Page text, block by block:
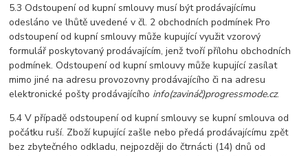
5.3 Odstoupení od kupní smlouvy musí být prodávajícímu
odesláno ve lhůtě uvedené v čl. 2 obchodních podmínek Pro
odstoupení od kupní smlouvy může kupující využit vzorový
formulář poskytovaný prodávajícím, jenž tvoří přílohu obchodních
podmínek. Odstoupení od kupní smlouvy může kupující zasílat
mimo jiné na adresu provozovny prodávajícího či na adresu
elektronické pošty prodávajícího info(zavináč)progressmode.cz.
5.4 V případě odstoupení od kupní smlouvy se kupní smlouva od
počátku ruší. Zboží kupující zašle nebo předá prodávajícímu zpět
bez zbytečného odkladu, nejpozději do čtrnácti (14) dnů od